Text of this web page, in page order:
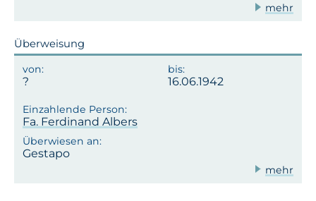
mehr
Überweisung
16.06.1942
Fa. Ferdinand Albers
Gestapo
mehr